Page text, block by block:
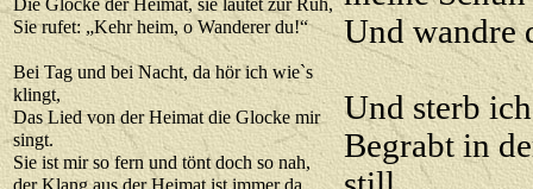
Die Glocke der Heimat, sie läutet zur Ruh,
Sie rufet: „Kehr heim, o Wanderer du!“
Bei Tag und bei Nacht, da hör ich wie`s
klingt,
Das Lied von der Heimat die Glocke mir
singt.
Sie ist mir so fern und tönt doch so nah,
Und wandre
Und sterb
Begrabt in